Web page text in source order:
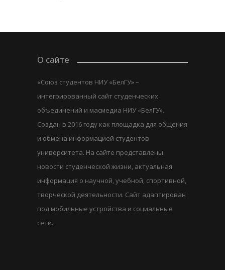
О сайте
«Союз студентов НИУ «БелГУ» –
интегрированный сайт студенческих
объединений и масмедиа НИУ «БелГУ».
Создан в 2016 году как площадка для общения
и обмена информацией студентов
университета. На сайте представлены
новости студенческой жизни, актуальная
информация о научной, учебной, спортивной,
творческой деятельности. Сайт адаптирован
под мобильные устройства и социальные
сети.